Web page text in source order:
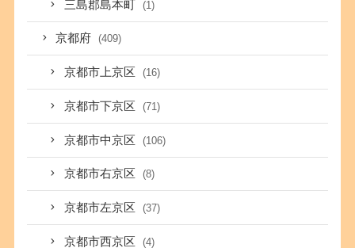
三島郡島本町 (1)
京都府 (409)
京都市上京区 (16)
京都市下京区 (71)
京都市中京区 (106)
京都市右京区 (8)
京都市左京区 (37)
京都市西京区 (4)